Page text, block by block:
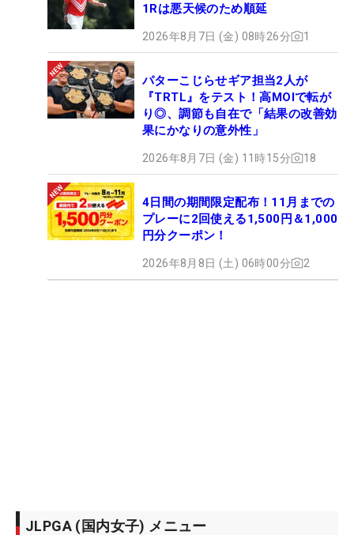
1Rは悪天候のため順延
2026年8月7日 (金) 08時26分 1
パターこじらせギア担当2人が
『TRTL』をテスト！高MOIで転が
り◎、調節も自在で「結果の改善効
果にかなりの意外性」
2026年8月7日 (金) 11時15分 18
4日間の期間限定配布！11月までの
プレーに2回使える1,500円＆1,000
円分クーポン！
2026年8月8日 (土) 06時00分 2
JLPGA (国内女子) メニュー